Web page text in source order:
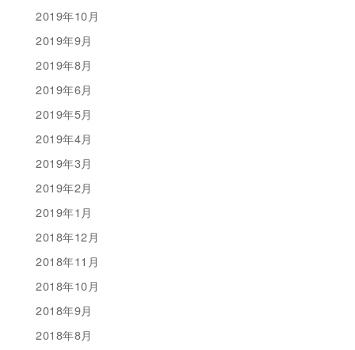
2019年10月
2019年9月
2019年8月
2019年6月
2019年5月
2019年4月
2019年3月
2019年2月
2019年1月
2018年12月
2018年11月
2018年10月
2018年9月
2018年8月